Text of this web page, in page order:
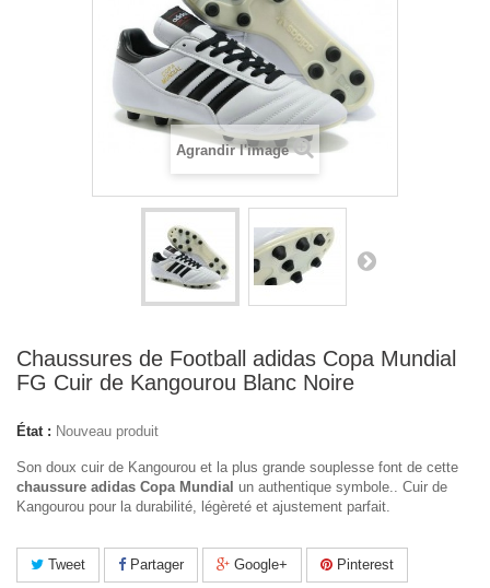
Agrandir l'image
Chaussures de Football adidas Copa Mundial
FG Cuir de Kangourou Blanc Noire
État : Nouveau produit
Son doux cuir de Kangourou et la plus grande souplesse font de cette
chaussure adidas Copa Mundial un authentique symbole.. Cuir de
Kangourou pour la durabilité, légèreté et ajustement parfait.
Tweet Partager Google+ Pinterest